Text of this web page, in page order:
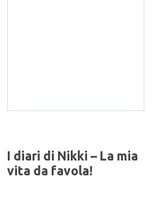
I diari di Nikki – La mia
vita da favola!